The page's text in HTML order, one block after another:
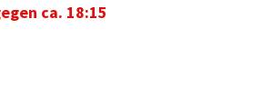
ca. 18:15